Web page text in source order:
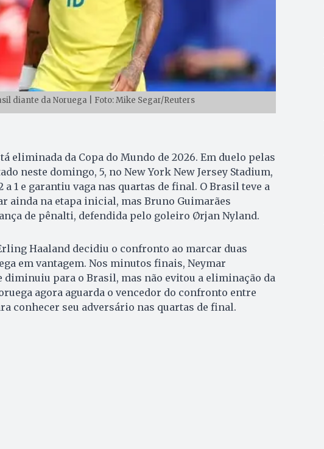
diante da Noruega | Foto: Mike Segar/Reuters
eliminada da Copa do Mundo de 2026. Em duelo pelas
neste domingo, 5, no New York New Jersey Stadium,
a 1 e garantiu vaga nas quartas de final. O Brasil teve a
ainda na etapa inicial, mas Bruno Guimarães
de pênalti, defendida pelo goleiro Ørjan Nyland.
Haaland decidiu o confronto ao marcar duas
em vantagem. Nos minutos finais, Neymar
diminuiu para o Brasil, mas não evitou a eliminação da
agora aguarda o vencedor do confronto entre
conhecer seu adversário nas quartas de final.